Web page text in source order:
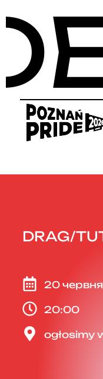
DRAG/
20
20:00
ogłosimy